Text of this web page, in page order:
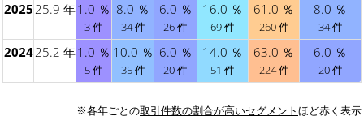
202525.9 年1.0 ％
3 件
8.0 ％
34 件
6.0 ％
26 件
16.0 ％
69 件
61.0 ％
260 件
8.0 ％
34 件
202425.2 年1.0 ％
5 件
10.0 ％
35 件
6.0 ％
20 件
14.0 ％
51 件
63.0 ％
224 件
6.0 ％
20 件
※各年ごとの取引件数の割合が高いセグメントほど赤く表示